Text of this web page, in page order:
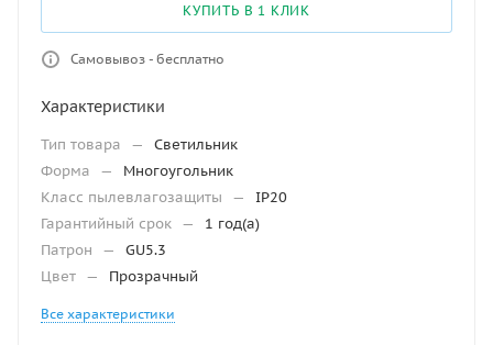
КУПИТЬ В 1 КЛИК
Самовывоз - бесплатно
Характеристики
Тип товара —
Светильник
Форма
—
Многоугольник
Класс пылевлагозащиты
—
IP20
Гарантийный срок —
1 год(а)
Патрон
—
GU5.3
Цвет — Прозрачный
Все характеристики